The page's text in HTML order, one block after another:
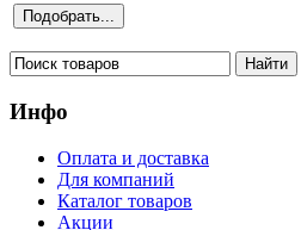
Инфо
Оплата и доставка
Для компаний
Каталог товаров
Акции